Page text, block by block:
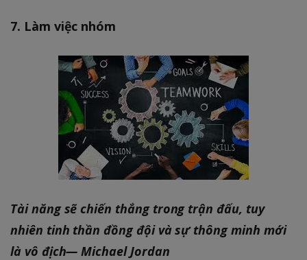
7. Làm việc nhóm
Tài năng sẽ chiến thắng trong trận đấu, tuy
nhiên tinh thần đồng đội và sự thông minh mới
là vô địch— Michael Jordan